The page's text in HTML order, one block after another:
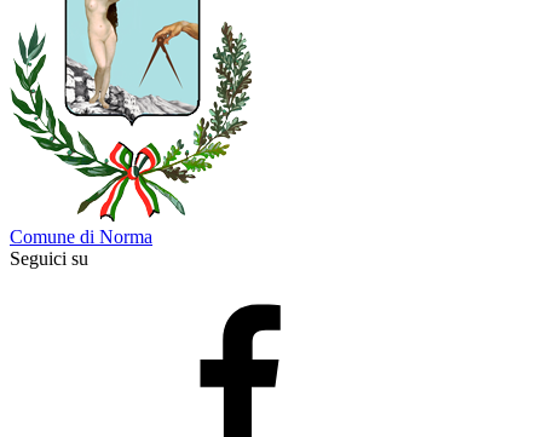
Comune di Norma
Seguici su